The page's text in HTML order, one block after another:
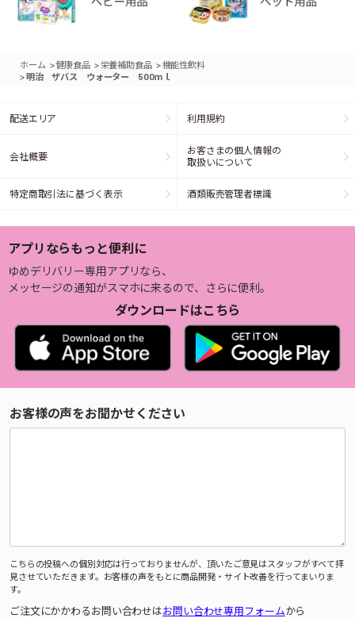
ホーム >健康食品 > 栄養補助食品 >機能性飲料
> 明治 ザバス ウォーター 500ｍｌ
配送エリア 利用規約
会社概要
お客さまの個人情報の
取扱いについて
特定商取引法に基づく表示 酒類販売管理者標識
アプリならもっと便利に
ゆめデリバリー専用アプリなら、
メッセージの通知がスマホに来るので、さらに便利。
ダウンロードはこちら
お客様の声をお聞かせください
こちらの投稿への個別対応は行っておりませんが、頂いたご意見はスタッフがすべて拝
見させていただきます。お客様の声をもとに商品開発・サイト改善を行ってまいりま
す。
ご注文にかかわるお問い合わせはお問い合わせ専用フォームから